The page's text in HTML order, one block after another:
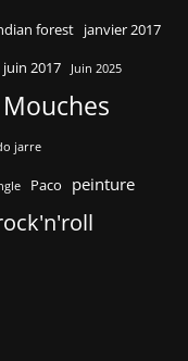
forest janvier 2017
juin 2017 Juin 2025
jarre
Paco peinture